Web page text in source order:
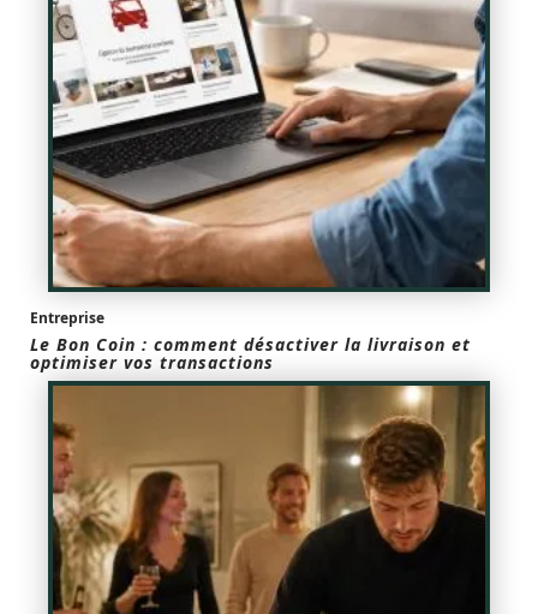
Entreprise
Le Bon Coin : comment désactiver la livraison et
optimiser vos transactions